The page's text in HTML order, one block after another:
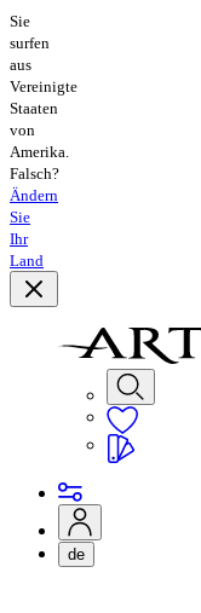
Sie
surfen
aus
Vereinigte
Staaten
von
Amerika.
Falsch?
Ändern
Sie
Ihr
Land
de